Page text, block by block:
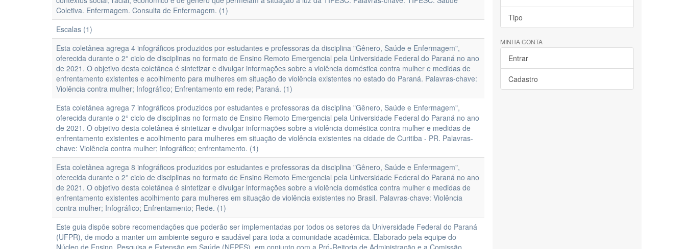
Coletiva. Enfermagem. Consulta de Enfermagem. (1)
Escalas (1)
Esta coletânea agrega 4 infográficos produzidos por estudantes e professoras da disciplina "Gênero, Saúde e Enfermagem",
oferecida durante o 2° ciclo de disciplinas no formato de Ensino Remoto Emergencial pela Universidade Federal do Paraná no ano
de 2021. O objetivo desta coletânea é sintetizar e divulgar informações sobre a violência doméstica contra mulher e medidas de
enfrentamento existentes e acolhimento para mulheres em situação de violência existentes no estado do Paraná. Palavras-chave:
Violência contra mulher; Infográfico; Enfrentamento em rede; Paraná. (1)
Esta coletânea agrega 7 infográficos produzidos por estudantes e professoras da disciplina "Gênero, Saúde e Enfermagem",
oferecida durante o 2° ciclo de disciplinas no formato de Ensino Remoto Emergencial pela Universidade Federal do Paraná no ano
de 2021. O objetivo desta coletânea é sintetizar e divulgar informações sobre a violência doméstica contra mulher e medidas de
enfrentamento existentes e acolhimento para mulheres em situação de violência existentes na cidade de Curitiba - PR. Palavras-
chave: Violência contra mulher; Infográfico; enfrentamento. (1)
Esta coletânea agrega 8 infográficos produzidos por estudantes e professoras da disciplina "Gênero, Saúde e Enfermagem",
oferecida durante o 2° ciclo de disciplinas no formato de Ensino Remoto Emergencial pela Universidade Federal do Paraná no ano
de 2021. O objetivo desta coletânea é sintetizar e divulgar informações sobre a violência doméstica contra mulher e medidas de
enfrentamento existentes acolhimento para mulheres em situação de violência existentes no Brasil. Palavras-chave: Violência
contra mulher; Infográfico; Enfrentamento; Rede. (1)
Este guia dispõe sobre recomendações que poderão ser implementadas por todos os setores da Universidade Federal do Paraná
(UFPR), de modo a manter um ambiente seguro e saudável para toda a comunidade acadêmica. Elaborado pela equipe do
Núcleo de Ensino, Pesquisa e Extensão em Saúde (NEPES), em conjunto com a Pró-Reitoria de Administração e a Comissão
Tipo
MINHA CONTA
Entrar
Cadastro